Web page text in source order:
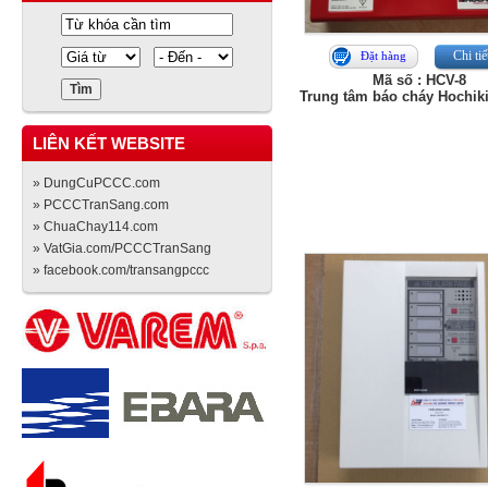
LIÊN KẾT WEBSITE
» DungCuPCCC.com
» PCCCTranSang.com
» ChuaChay114.com
» VatGia.com/PCCCTranSang
» facebook.com/transangpccc
Đặt hàng Chi
Mã số : HCV-8
Trung tâm báo cháy